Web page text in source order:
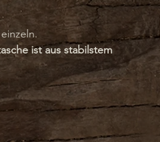
ist aus stabilstem
und Verstärkungen an
und mehr.
Geldtasche die